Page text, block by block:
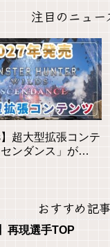
注目のニュー
】超大型拡張コンテ
ンダンス」が
おすすめ記事
再現選手TOP